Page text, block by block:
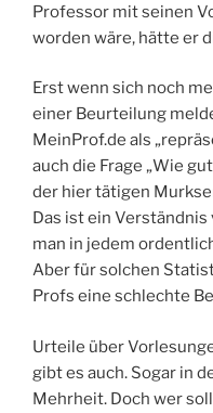
Professor mit seinen
worden wäre, hätte er
Erst wenn sich noch
einer Beurteilung
MeinProf.de als
auch die Frage „Wie
der hier tätigen
Das ist ein
man in jedem
Aber für solchen
Profs eine schlechte
Urteile über
gibt es auch. Sogar in
Mehrheit. Doch wer